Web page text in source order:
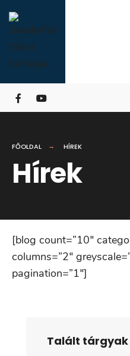
Skip
to
content
FŐOLDAL HÍREK
Hírek
[blog count=”10″
columns=”2″
pagination=”1″]
Talált tárgyak
for: